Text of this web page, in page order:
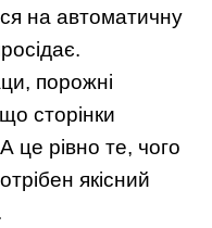
на автоматичну
порожні
сторінки
це рівно те, чого
якісний